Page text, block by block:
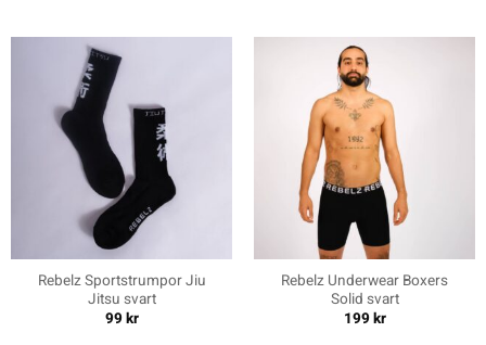
Rebelz Sportstrumpor Jiu
Jitsu svart
99kr
Rebelz Underwear Boxers
Solid svart
199kr